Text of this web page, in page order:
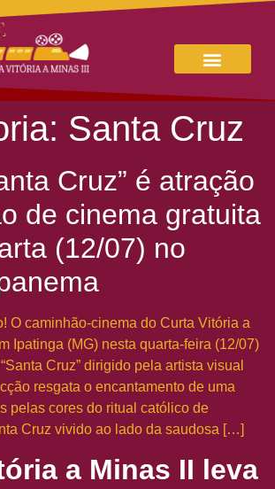
Santa Cruz
Cruz” é atração
de cinema gratuita
(12/07) no
O caminhão-cinema do Curta Vitória a
Ipatinga (MG) nesta quarta-feira (12/07)
Cruz” dirigido pela artista visual
resgata o encantamento de uma
pelas cores do ritual católico de
Cruz vivido ao lado da saudosa […]
a Minas II leva